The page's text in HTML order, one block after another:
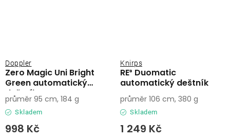
Zero Magic Uni Bright
Green automatický
deštník
Doppler
Skladem
998 Kč
průměr 95 cm, 184 g
RE³ Duomatic
automatický deštník
Knirps
Skladem
1 249 Kč
průměr 106 cm, 380 g